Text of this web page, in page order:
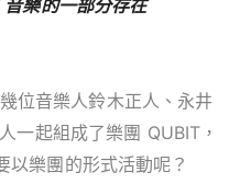
樂的一部分存在
位音樂人鈴木正人、永井
一起組成了樂團 QUBIT，
以樂團的形式活動呢？